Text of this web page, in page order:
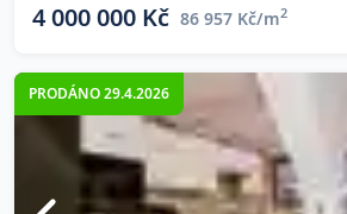
4 000 000 Kč 86 957 Kč/m2
PRODÁNO 29.4.2026